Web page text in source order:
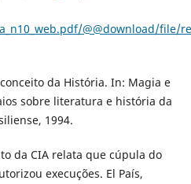
@@download/file/
da História. In: Magia e
sobre literatura e história da
1994.
da CIA relata que cúpula do
execuções. El País,